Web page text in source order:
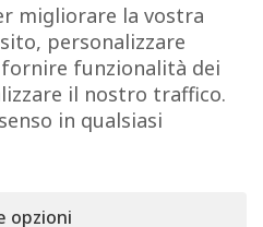
UTILI
Chi siamo
di noi
frequenti
Alfieri - P.Iva 08605781213
migliorare la vostra
personalizzare
funzionalità dei
il nostro traffico.
in qualsiasi
opzioni